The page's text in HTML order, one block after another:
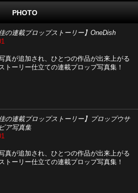
PHOTO
の連載プロップストーリー】OneDish
真が追加され、ひとつの作品が出来上がる
トーリー仕立ての連載プロップ写真集！
の連載プロップストーリー】プロップウサ
ア写真集
真が追加され、ひとつの作品が出来上がる
トーリー仕立ての連載プロップ写真集！